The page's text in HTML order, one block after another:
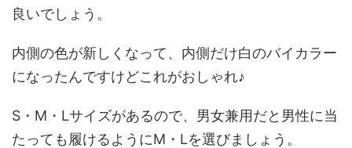
良いでしょう。
内側の色が新しくなって、内側だけ白のバイカラー
になったんですけどこれがおしゃれ♪
S・M・Lサイズがあるので、男女兼用だと男性に当
たっても履けるようにM・Lを選びましょう。